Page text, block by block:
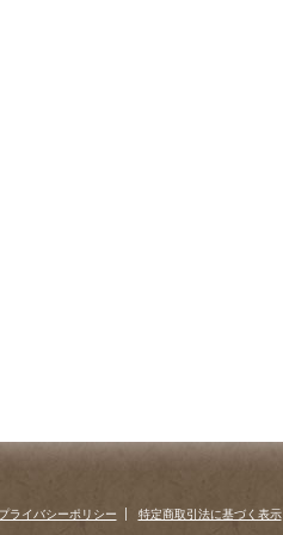
ライバシーポリシー 特定商取引法に基づく表示